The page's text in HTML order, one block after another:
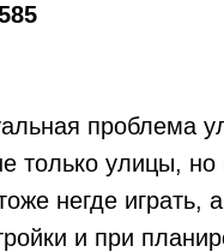
проблема
только улицы,
негде играть,
и при